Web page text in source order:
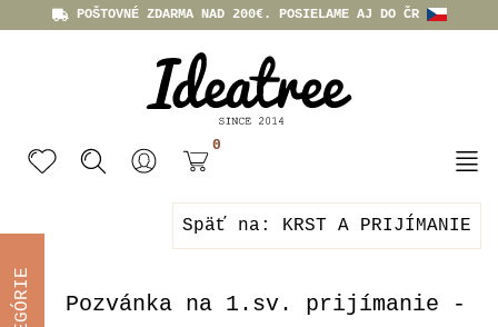
POŠTOVNÉ ZDARMA NAD 200€. POSIELAME AJ DO ČR
0
Späť na: KRST A PRIJÍMANIE
Pozvánka na 1.sv. prijímanie -